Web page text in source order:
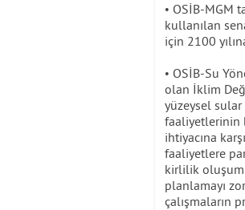
• OSİB-MGM
kullanılan
için 2100
• OSİB-Su
olan İklim
yüzeysel sular
faaliyetlerinin
ihtiyacına
faaliyetlere
kirlilik
planlamayı
çalışmaların